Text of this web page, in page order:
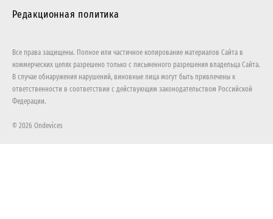
Редакционная политика
Все права защищены. Полное или частичное копирование материалов Сайта в
коммерческих целях разрешено только с письменного разрешения владельца Сайта.
В случае обнаружения нарушений, виновные лица могут быть привлечены к
ответственности в соответствии с действующим законодательством Российской
Федерации.
© 2026 Ondevices